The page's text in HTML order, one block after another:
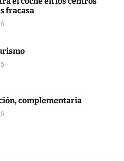
o
fracasa
complementaria